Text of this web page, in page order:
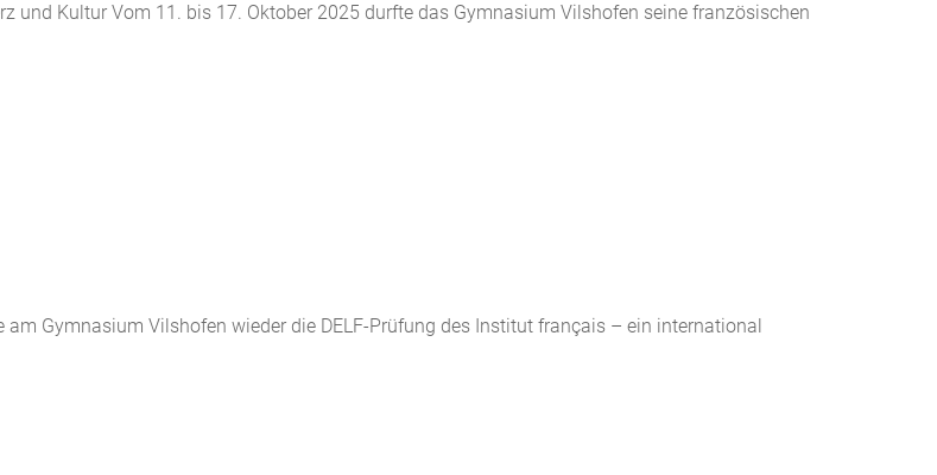
und Kultur Vom 11. bis 17. Oktober 2025 durfte das Gymnasium Vilshofen seine französischen
Gymnasium Vilshofen wieder die DELF-Prüfung des Institut français – ein international